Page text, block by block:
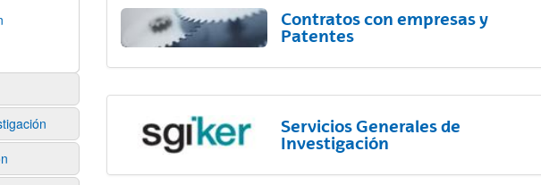
Contratos con empresas y
Patentes
Servicios Generales de
Investigación